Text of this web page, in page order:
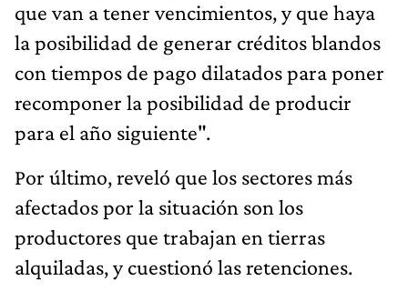
que van a tener vencimientos, y que haya
la posibilidad de generar créditos blandos
con tiempos de pago dilatados para poner
recomponer la posibilidad de producir
para el año siguiente".
Por último, reveló que los sectores más
afectados por la situación son los
productores que trabajan en tierras
alquiladas, y cuestionó las retenciones.